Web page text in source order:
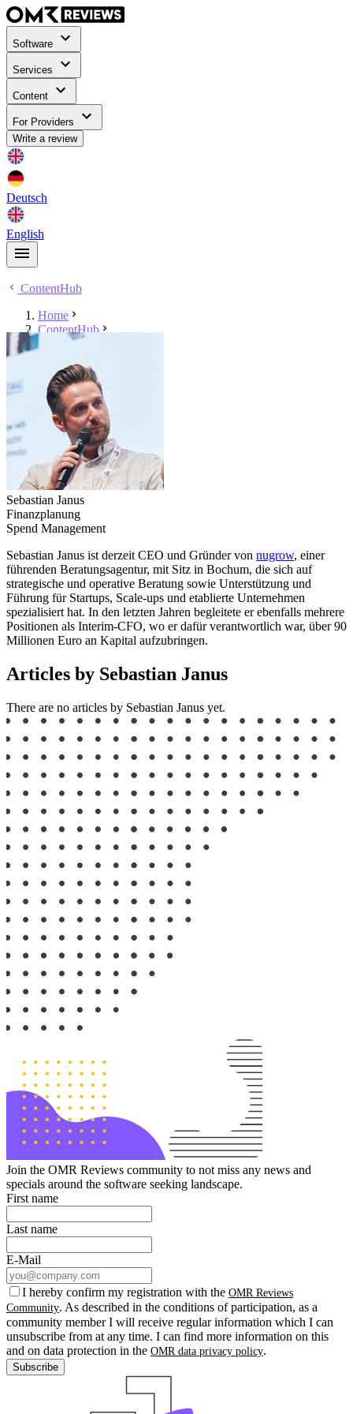
Software
Services
Content
For Providers
Write a review
Deutsch
English
ContentHub
Home
ContentHub
Sebastian Janus
Sebastian Janus
Finanzplanung
Spend Management
Sebastian Janus ist derzeit CEO und Gründer von nugrow, einer
führenden Beratungsagentur, mit Sitz in Bochum, die sich auf
strategische und operative Beratung sowie Unterstützung und
Führung für Startups, Scale-ups und etablierte Unternehmen
spezialisiert hat. In den letzten Jahren begleitete er ebenfalls mehrere
Positionen als Interim-CFO, wo er dafür verantwortlich war, über 90
Millionen Euro an Kapital aufzubringen.
Articles by Sebastian Janus
There are no articles by Sebastian Janus yet.
Join the OMR Reviews community to not miss any news and
specials around the software seeking landscape.
First name
Last name
E-Mail
I hereby confirm my registration with the OMR Reviews
Community. As described in the conditions of participation, as a
community member I will receive regular information which I can
unsubscribe from at any time. I can find more information on this
and on data protection in the OMR data privacy policy.
Subscribe